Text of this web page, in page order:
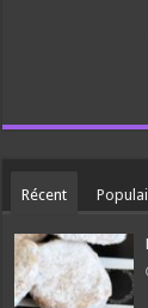
Récent